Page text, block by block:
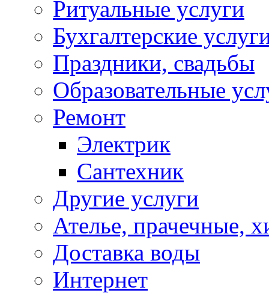
Ритуальные услуги
Бухгалтерские
Праздники, свадьбы
Образовательные
Ремонт
Электрик
Сантехник
Другие услуги
Ателье, прачечные,
Доставка воды
Интернет